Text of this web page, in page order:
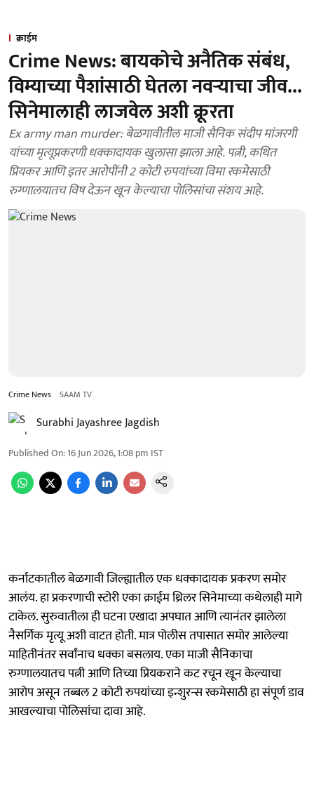
क्राईम
Crime News: बायकोचे अनैतिक संबंध,
विम्याच्या पैशांसाठी घेतला नवऱ्याचा जीव...
सिनेमालाही लाजवेल अशी क्रूरता
Ex army man murder: बेळगावीतील माजी सैनिक संदीप मांजरगी
यांच्या मृत्यूप्रकरणी धक्कादायक खुलासा झाला आहे. पत्नी, कथित
प्रियकर आणि इतर आरोपींनी 2 कोटी रुपयांच्या विमा रकमेसाठी
रुग्णालयातच विष देऊन खून केल्याचा पोलिसांचा संशय आहे.
Crime News SAAM TV
Surabhi Jayashree Jagdish
Published On:16 Jun 2026, 1:08 pm IST
कर्नाटकातील बेळगावी जिल्ह्यातील एक धक्कादायक प्रकरण समोर
आलंय. हा प्रकरणाची स्टोरी एका क्राईम थ्रिलर सिनेमाच्या कथेलाही मागे
टाकेल. सुरुवातीला ही घटना एखादा अपघात आणि त्यानंतर झालेला
नैसर्गिक मृत्यू अशी वाटत होती. मात्र पोलीस तपासात समोर आलेल्या
माहितीनंतर सर्वांनाच धक्का बसलाय. एका माजी सैनिकाचा
रुग्णालयातच पत्नी आणि तिच्या प्रियकराने कट रचून खून केल्याचा
आरोप असून तब्बल 2 कोटी रुपयांच्या इन्शुरन्स रकमेसाठी हा संपूर्ण डाव
आखल्याचा पोलिसांचा दावा आहे.